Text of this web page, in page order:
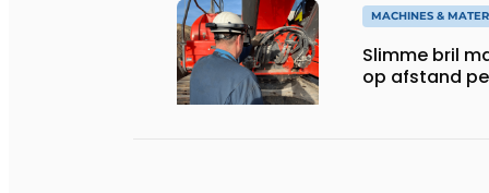
MACHINES &
Slimme bril
op afstand